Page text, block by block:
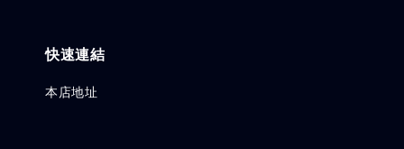
快速連結
本店地址